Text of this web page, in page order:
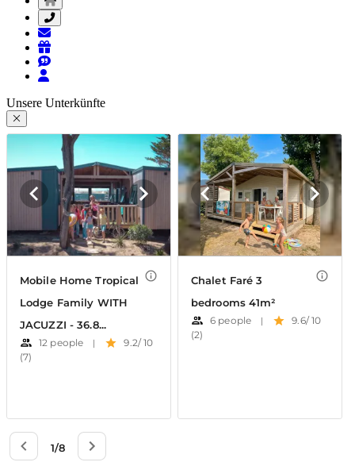
Unsere Unterkünfte